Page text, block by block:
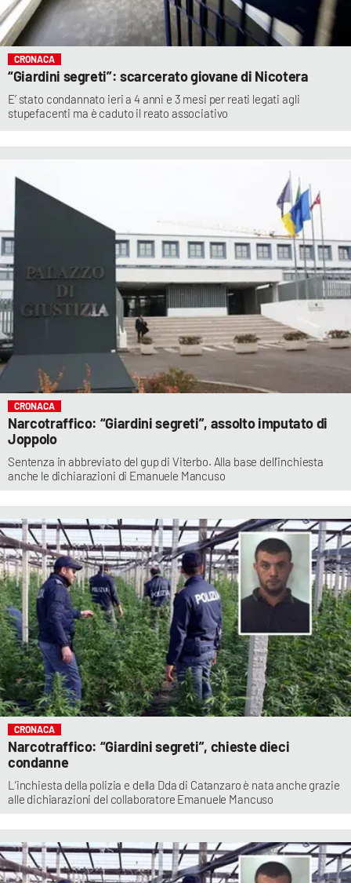
CRONACA
“Giardini segreti”: scarcerato giovane di Nicotera
E’ stato condannato ieri a 4 anni e 3 mesi per reati legati agli
stupefacenti ma è caduto il reato associativo
CRONACA
Narcotraffico: “Giardini segreti”, assolto imputato di
Joppolo
Sentenza in abbreviato del gup di Viterbo. Alla base dell’inchiesta
anche le dichiarazioni di Emanuele Mancuso
CRONACA
Narcotraffico: “Giardini segreti”, chieste dieci
condanne
L’inchiesta della polizia e della Dda di Catanzaro è nata anche grazie
alle dichiarazioni del collaboratore Emanuele Mancuso